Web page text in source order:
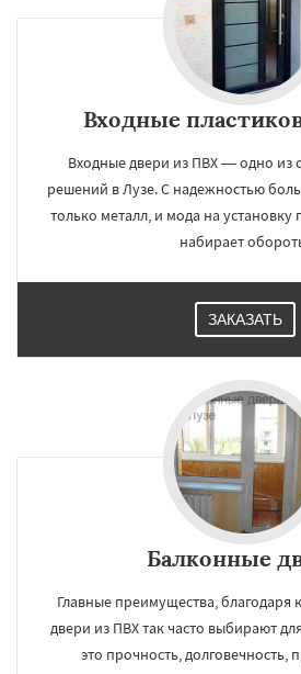
Входные
Входные двери из ПВХ — одно из
решений в Лузе. С надежностью
только металл, и мода на установку
набирает
ЗАКАЗАТЬ
Балконные
Главные преимущества,
двери из ПВХ так часто выбирают
это прочность, долговечность,